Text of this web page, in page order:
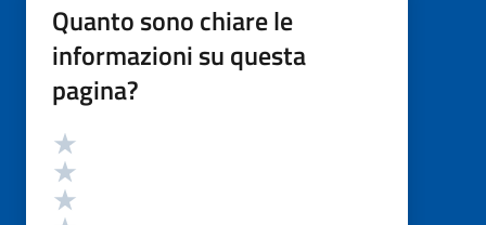
Quanto sono chiare le
informazioni su questa
pagina?
Valutazione